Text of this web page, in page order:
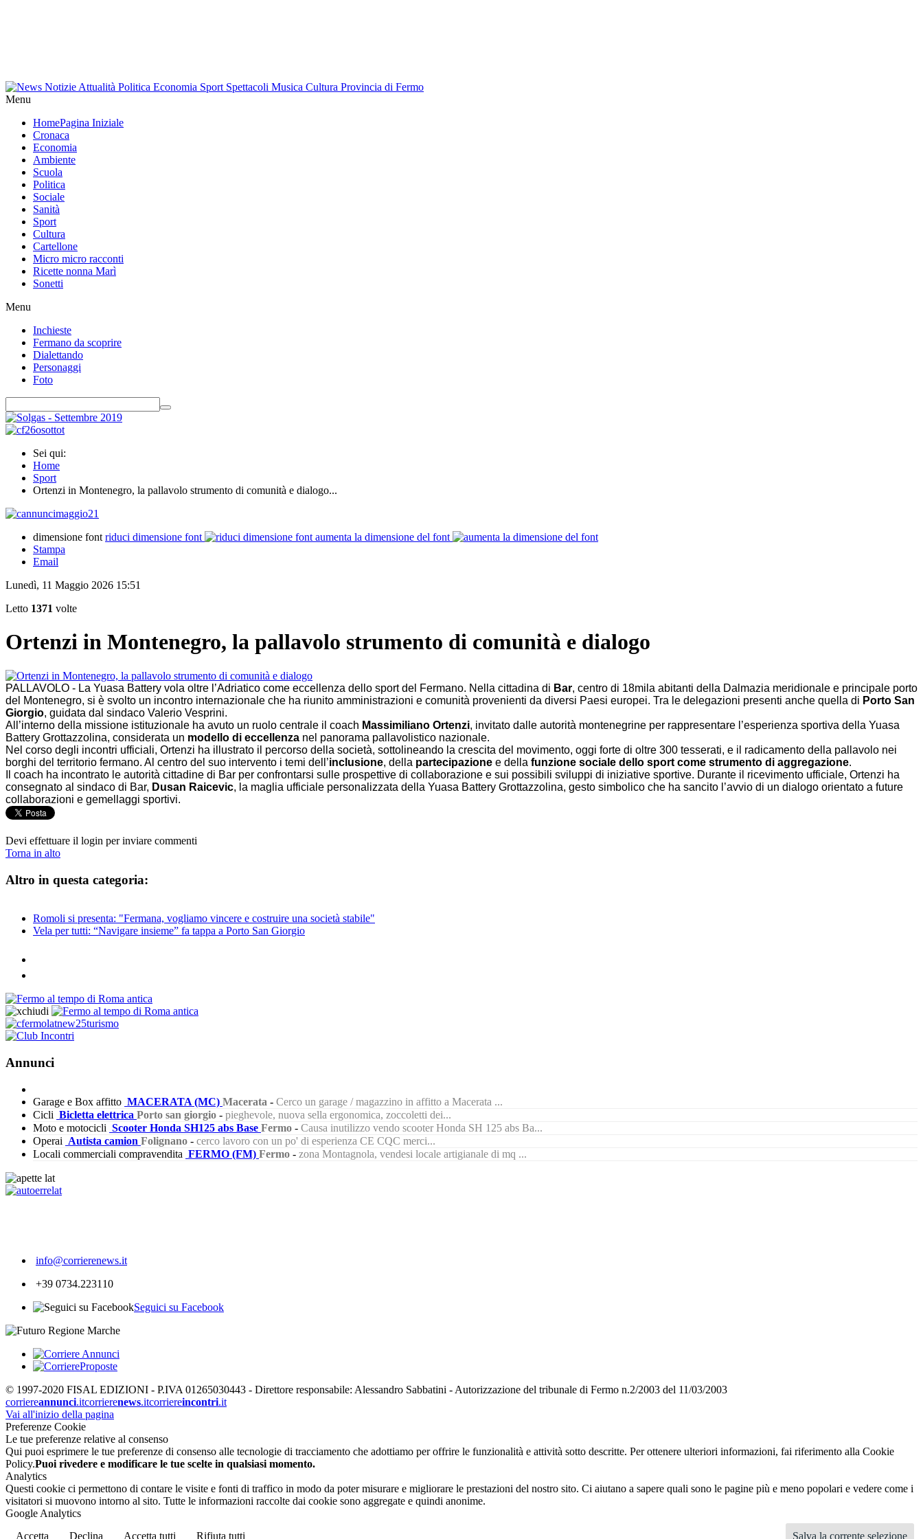
Menu
HomePagina Iniziale
Cronaca
Economia
Ambiente
Scuola
Politica
Sociale
Sanità
Sport
Cultura
Cartellone
Micro micro racconti
Ricette nonna Marì
Sonetti
Menu
Inchieste
Fermano da scoprire
Dialettando
Personaggi
Foto
Sei qui:
Home
Sport
Ortenzi in Montenegro, la pallavolo strumento di comunità e dialogo...
dimensione font riduci dimensione font
aumenta la dimensione del font
Stampa
Email
Lunedì, 11 Maggio 2026 15:51
Letto 1371 volte
Ortenzi in Montenegro, la pallavolo strumento di comunità e dialogo
PALLAVOLO - La Yuasa Battery vola oltre l’Adriatico come eccellenza dello sport del Fermano. Nella cittadina di Bar, centro di 18mila abitanti della Dalmazia meridionale e principale porto
del Montenegro, si è svolto un incontro internazionale che ha riunito amministrazioni e comunità provenienti da diversi Paesi europei. Tra le delegazioni presenti anche quella di Porto San
Giorgio, guidata dal sindaco Valerio Vesprini.
All’interno della missione istituzionale ha avuto un ruolo centrale il coach Massimiliano Ortenzi, invitato dalle autorità montenegrine per rappresentare l’esperienza sportiva della Yuasa
Battery Grottazzolina, considerata un modello di eccellenza nel panorama pallavolistico nazionale.
Nel corso degli incontri ufficiali, Ortenzi ha illustrato il percorso della società, sottolineando la crescita del movimento, oggi forte di oltre 300 tesserati, e il radicamento della pallavolo nei
borghi del territorio fermano. Al centro del suo intervento i temi dell’inclusione, della partecipazione e della funzione sociale dello sport come strumento di aggregazione.
Il coach ha incontrato le autorità cittadine di Bar per confrontarsi sulle prospettive di collaborazione e sui possibili sviluppi di iniziative sportive. Durante il ricevimento ufficiale, Ortenzi ha
consegnato al sindaco di Bar, Dusan Raicevic, la maglia ufficiale personalizzata della Yuasa Battery Grottazzolina, gesto simbolico che ha sancito l’avvio di un dialogo orientato a future
collaborazioni e gemellaggi sportivi.
Devi effettuare il login per inviare commenti
Torna in alto
Altro in questa categoria:
Romoli si presenta: "Fermana, vogliamo vincere e costruire una società stabile"
Vela per tutti: “Navigare insieme” fa tappa a Porto San Giorgio
Annunci
Garage e Box affitto MACERATA (MC) Macerata - Cerco un garage / magazzino in affitto a Macerata ...
Cicli Bicletta elettrica Porto san giorgio - pieghevole, nuova sella ergonomica, zoccoletti dei...
Moto e motocicli Scooter Honda SH125 abs Base Fermo - Causa inutilizzo vendo scooter Honda SH 125 abs Ba...
Operai Autista camion Folignano - cerco lavoro con un po' di esperienza CE CQC merci...
Locali commerciali compravendita FERMO (FM) Fermo - zona Montagnola, vendesi locale artigianale di mq ...
info@corrierenews.it
+39 0734.223110
Seguici su Facebook
© 1997-2020 FISAL EDIZIONI - P.IVA 01265030443 - Direttore responsabile: Alessandro Sabbatini - Autorizzazione del tribunale di Fermo n.2/2003 del 11/03/2003
corriereannunci.itcorrierenews.itcorriereincontri.it
Vai all'inizio della pagina
Preferenze Cookie
Le tue preferenze relative al consenso
Qui puoi esprimere le tue preferenze di consenso alle tecnologie di tracciamento che adottiamo per offrire le funzionalità e attività sotto descritte. Per ottenere ulteriori informazioni, fai riferimento alla Cookie
Policy.Puoi rivedere e modificare le tue scelte in qualsiasi momento.
Analytics
Questi cookie ci permettono di contare le visite e fonti di traffico in modo da poter misurare e migliorare le prestazioni del nostro sito. Ci aiutano a sapere quali sono le pagine più e meno popolari e vedere come i
visitatori si muovono intorno al sito. Tutte le informazioni raccolte dai cookie sono aggregate e quindi anonime.
Google Analytics
Accetta
Declina Accetta tutti Rifiuta tutti Salva la corrente selezione